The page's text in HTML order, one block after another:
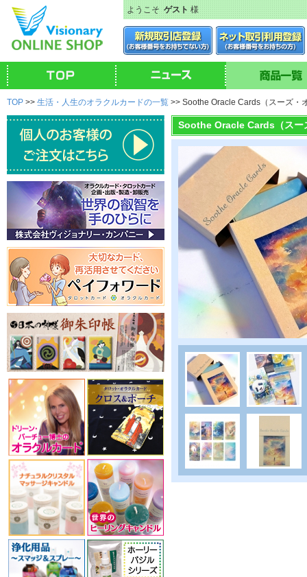
ようこそゲスト様
TOP >> 生活・人生のオラクルカードの一覧 >> Soothe Oracle Cards（スーズ・
Soothe Oracle Cards（スー